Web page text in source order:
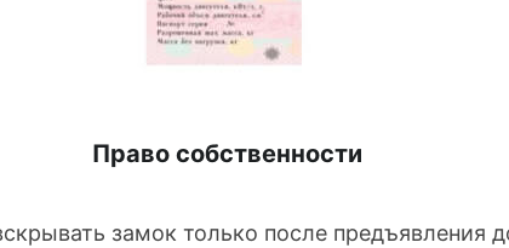
Право собственности
замок только после